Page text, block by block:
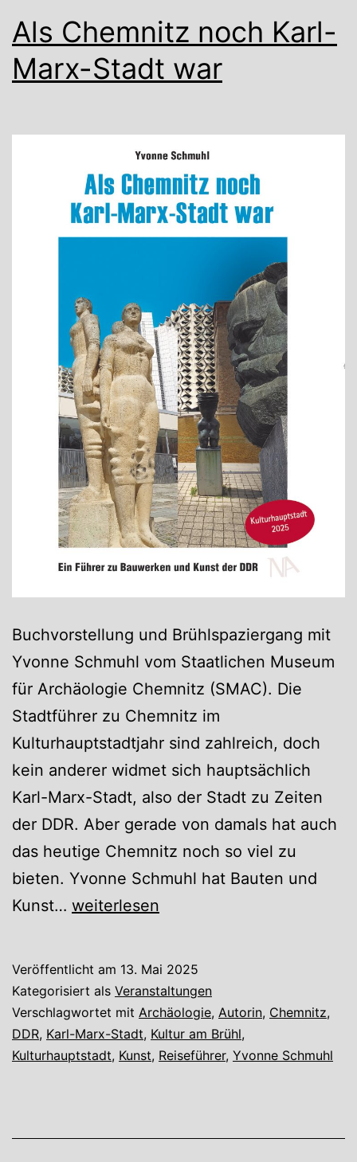
Als Chemnitz noch Karl-
Marx-Stadt war
Buchvorstellung und Brühlspaziergang mit
Yvonne Schmuhl vom Staatlichen Museum
für Archäologie Chemnitz (SMAC). Die
Stadtführer zu Chemnitz im
Kulturhauptstadtjahr sind zahlreich, doch
kein anderer widmet sich hauptsächlich
Karl-Marx-Stadt, also der Stadt zu Zeiten
der DDR. Aber gerade von damals hat auch
das heutige Chemnitz noch so viel zu
bieten. Yvonne Schmuhl hat Bauten und
Kunst… Als
Karl-
Marx-
Stadt
war
weiterlesen
Veröffentlicht am 13. Mai 2025
Kategorisiert als Veranstaltungen
Verschlagwortet mit Archäologie, Autorin, Chemnitz,
DDR, Karl-Marx-Stadt, Kultur am Brühl,
Kulturhauptstadt, Kunst, Reiseführer, Yvonne Schmuhl